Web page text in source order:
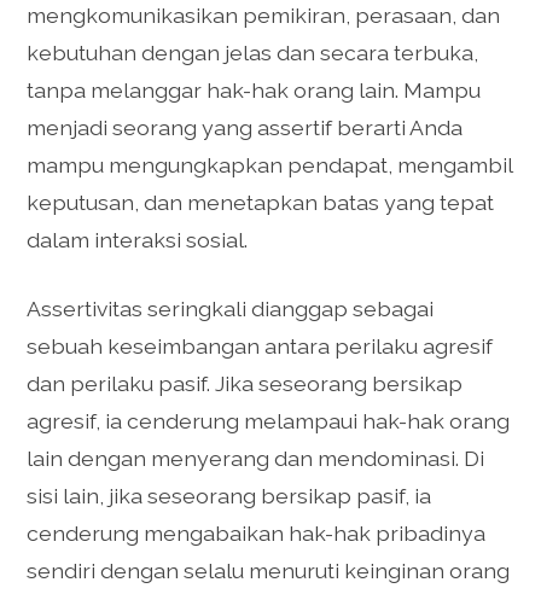
mengkomunikasikan pemikiran, perasaan, dan
kebutuhan dengan jelas dan secara terbuka,
tanpa melanggar hak-hak orang lain. Mampu
menjadi seorang yang assertif berarti Anda
mampu mengungkapkan pendapat, mengambil
keputusan, dan menetapkan batas yang tepat
dalam interaksi sosial.
Assertivitas seringkali dianggap sebagai
sebuah keseimbangan antara perilaku agresif
dan perilaku pasif. Jika seseorang bersikap
agresif, ia cenderung melampaui hak-hak orang
lain dengan menyerang dan mendominasi. Di
sisi lain, jika seseorang bersikap pasif, ia
cenderung mengabaikan hak-hak pribadinya
sendiri dengan selalu menuruti keinginan orang